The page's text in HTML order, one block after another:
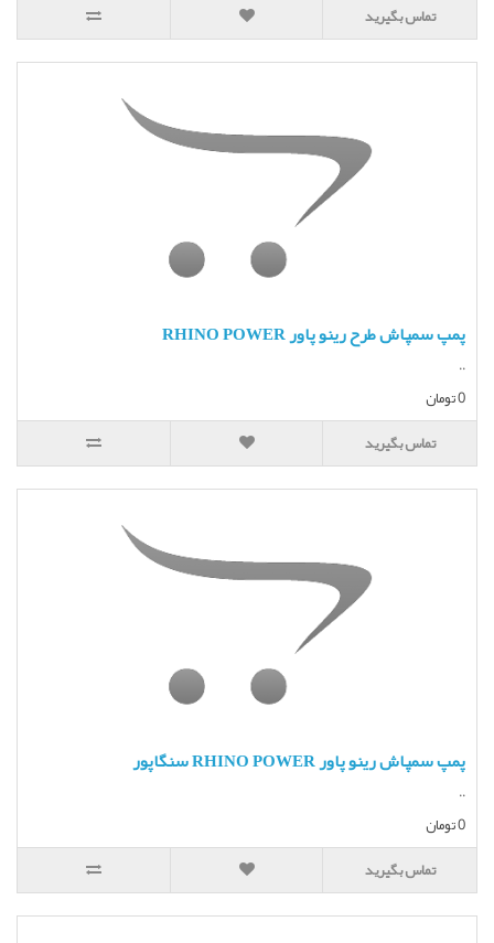
تماس بگیرید
پمپ سمپاش طرح رینو پاور RHINO POWER
..
0 تومان
تماس بگیرید
پمپ سمپاش رینو پاور RHINO POWER سنگاپور
..
0 تومان
تماس بگیرید